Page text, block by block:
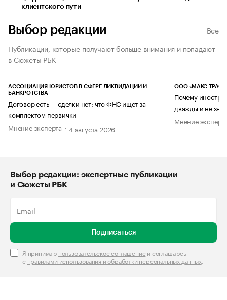
клиентского пути
Выбор редакции
Все
Публикации, которые получают больше внимания и попадают
в Сюжеты РБК
АССОЦИАЦИЯ ЮРИСТОВ В СФЕРЕ ЛИКВИДАЦИИ И
БАНКРОТСТВА
Договор есть — сделки нет: что ФНС ищет за
комплектом первички
Мнение эксперта
4 августа 2026
ООО «МАКС ТРАСТ»
Почему
дважды и не
Мнение
Выбор редакции: экспертные публикации
и Сюжеты РБК
Подписаться
Я принимаю пользовательское соглашениеи соглашаюсь
с правилами использования и обработки персональных данных.